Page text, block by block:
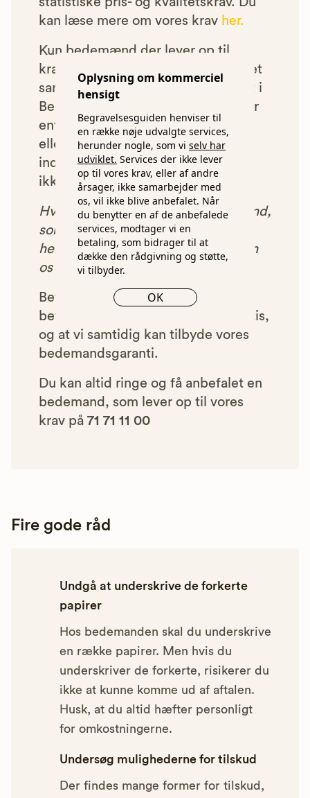
Oplysning om kommerciel
hensigt
Begravelsesguiden henviser til
en række nøje udvalgte services,
herunder nogle, som vi selv har
udviklet. Services der ikke lever
op til vores krav, eller af andre
årsager, ikke samarbejder med
os, vil ikke blive anbefalet. Når
du benytter en af de anbefalede
services, modtager vi en
betaling, som bidrager til at
dække den rådgivning og støtte,
vi tilbyder.
OK
kan læse mere om vores krav her.
Kun bedemænd der lever op til
kravene har mulighed for at indgå et
samarbejde med os om at blive vist i
Begravelsesguiden. Bedemænd der
enten ikke lever op til vores krav,
eller som af andre årsager ikke har
indgået et samarbejde med os, vil
ikke blive vist i vores anbefalinger.
Hver gang du benytter en bedemand,
som vi har godkendt, anbefalet og
henvist dig til, betaler bedemanden
os et beløb for denne henvisning.
Betalingen for vores henvisninger
betyder, at vores rådgivning er gratis,
og at vi samtidig kan tilbyde vores
bedemandsgaranti.
Du kan altid ringe og få anbefalet en
bedemand, som lever op til vores
krav på 71 71 11 00
Fire gode råd
Undgå at underskrive de forkerte
papirer
Hos bedemanden skal du underskrive
en række papirer. Men hvis du
underskriver de forkerte, risikerer du
ikke at kunne komme ud af aftalen.
Husk, at du altid hæfter personligt
for omkostningerne.
Undersøg mulighederne for tilskud
Der findes mange former for tilskud,